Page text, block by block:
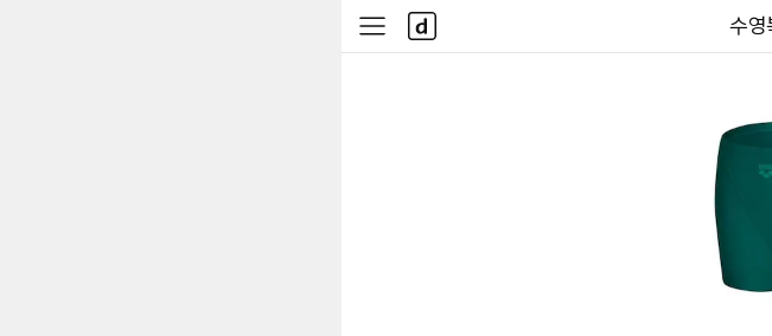
다나
수영
사
이
다
나
와